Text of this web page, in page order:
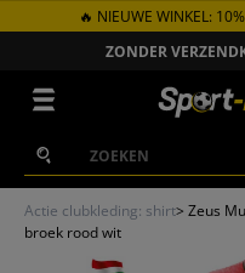
GA NAAR INHOUD
🔥 NIEUWE WINKEL:
ZONDER
Zoeken
Zoeken
Actie clubkleding: shirt> Zeus
broek rood wit